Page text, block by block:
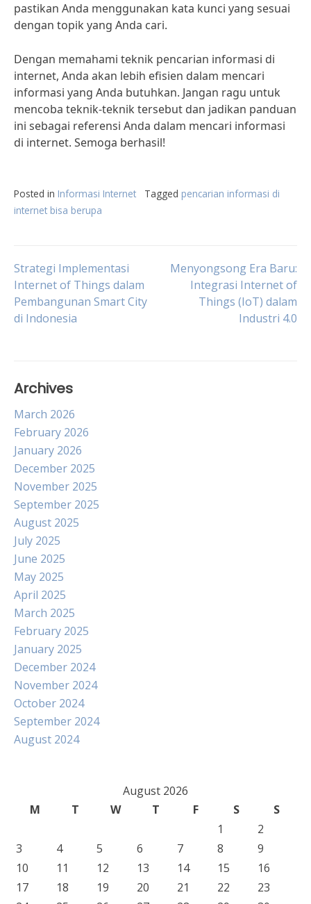
pastikan Anda menggunakan kata kunci yang sesuai
dengan topik yang Anda cari.
Dengan memahami teknik pencarian informasi di
internet, Anda akan lebih efisien dalam mencari
informasi yang Anda butuhkan. Jangan ragu untuk
mencoba teknik-teknik tersebut dan jadikan panduan
ini sebagai referensi Anda dalam mencari informasi
di internet. Semoga berhasil!
Posted in Informasi Internet Tagged pencarian informasi di
internet bisa berupa
Post
navigation
Strategi Implementasi
Internet of Things dalam
Pembangunan Smart City
di Indonesia
Menyongsong Era Baru:
Integrasi Internet of
Things (IoT) dalam
Industri 4.0
Archives
March 2026
February 2026
January 2026
December 2025
November 2025
September 2025
August 2025
July 2025
June 2025
May 2025
April 2025
March 2025
February 2025
January 2025
December 2024
November 2024
October 2024
September 2024
August 2024
August 2026
M
T W T F S
S
1
2
3
4 5 6 7 8
9
10
11 12 13 14 15
16
17
18 19 20 21 22
23